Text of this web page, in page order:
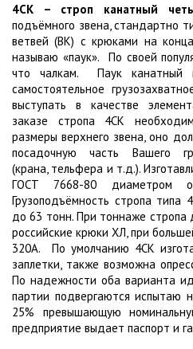
4СК – строп канатный
подъёмного звена, стандартно
ветвей (ВК) с крюками на
называю «паук». По своей
что чалкам. Паук канатный
самостоятельное
выступать в качестве
заказе стропа 4СК
размеры верхнего звена, оно
посадочную часть Вашего
(крана, тельфера и т.д.).
ГОСТ 7668-80
Грузоподъёмность стропа типа
до 63 тонн. При тоннаже стропа
российские крюки ХЛ, при
320А. По умолчанию 4СК
заплетки, также возможна
По надежности оба варианта
партии подвергаются испытаю
25% превышающую
предприятие выдает паспорт и